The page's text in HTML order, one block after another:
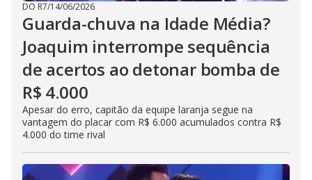
DO R7/14/06/2026
Guarda-chuva na Idade Média?
Joaquim interrompe sequência
de acertos ao detonar bomba de
R$ 4.000
Apesar do erro, capitão da equipe laranja segue na
vantagem do placar com R$ 6.000 acumulados contra R$
4.000 do time rival